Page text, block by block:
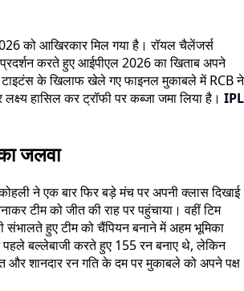
को आखिरकार मिल गया है। रॉयल चैलेंजर्स
करते हुए आईपीएल 2026 का खिताब अपने
टाइटंस के खिलाफ खेले गए फाइनल मुकाबले में RCB ने
हासिल कर ट्रॉफी पर कब्जा जमा लिया है। IPL
जलवा
ने एक बार फिर बड़े मंच पर अपनी क्लास दिखाई
टीम को जीत की राह पर पहुंचाया। वहीं टिम
संभालते हुए टीम को चैंपियन बनाने में अहम भूमिका
पहले बल्लेबाजी करते हुए 155 रन बनाए थे, लेकिन
शानदार रन गति के दम पर मुकाबले को अपने पक्ष